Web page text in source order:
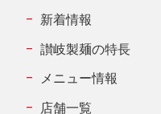
新着情報
讃岐製麺の特長
メニュー情報
店舗一覧